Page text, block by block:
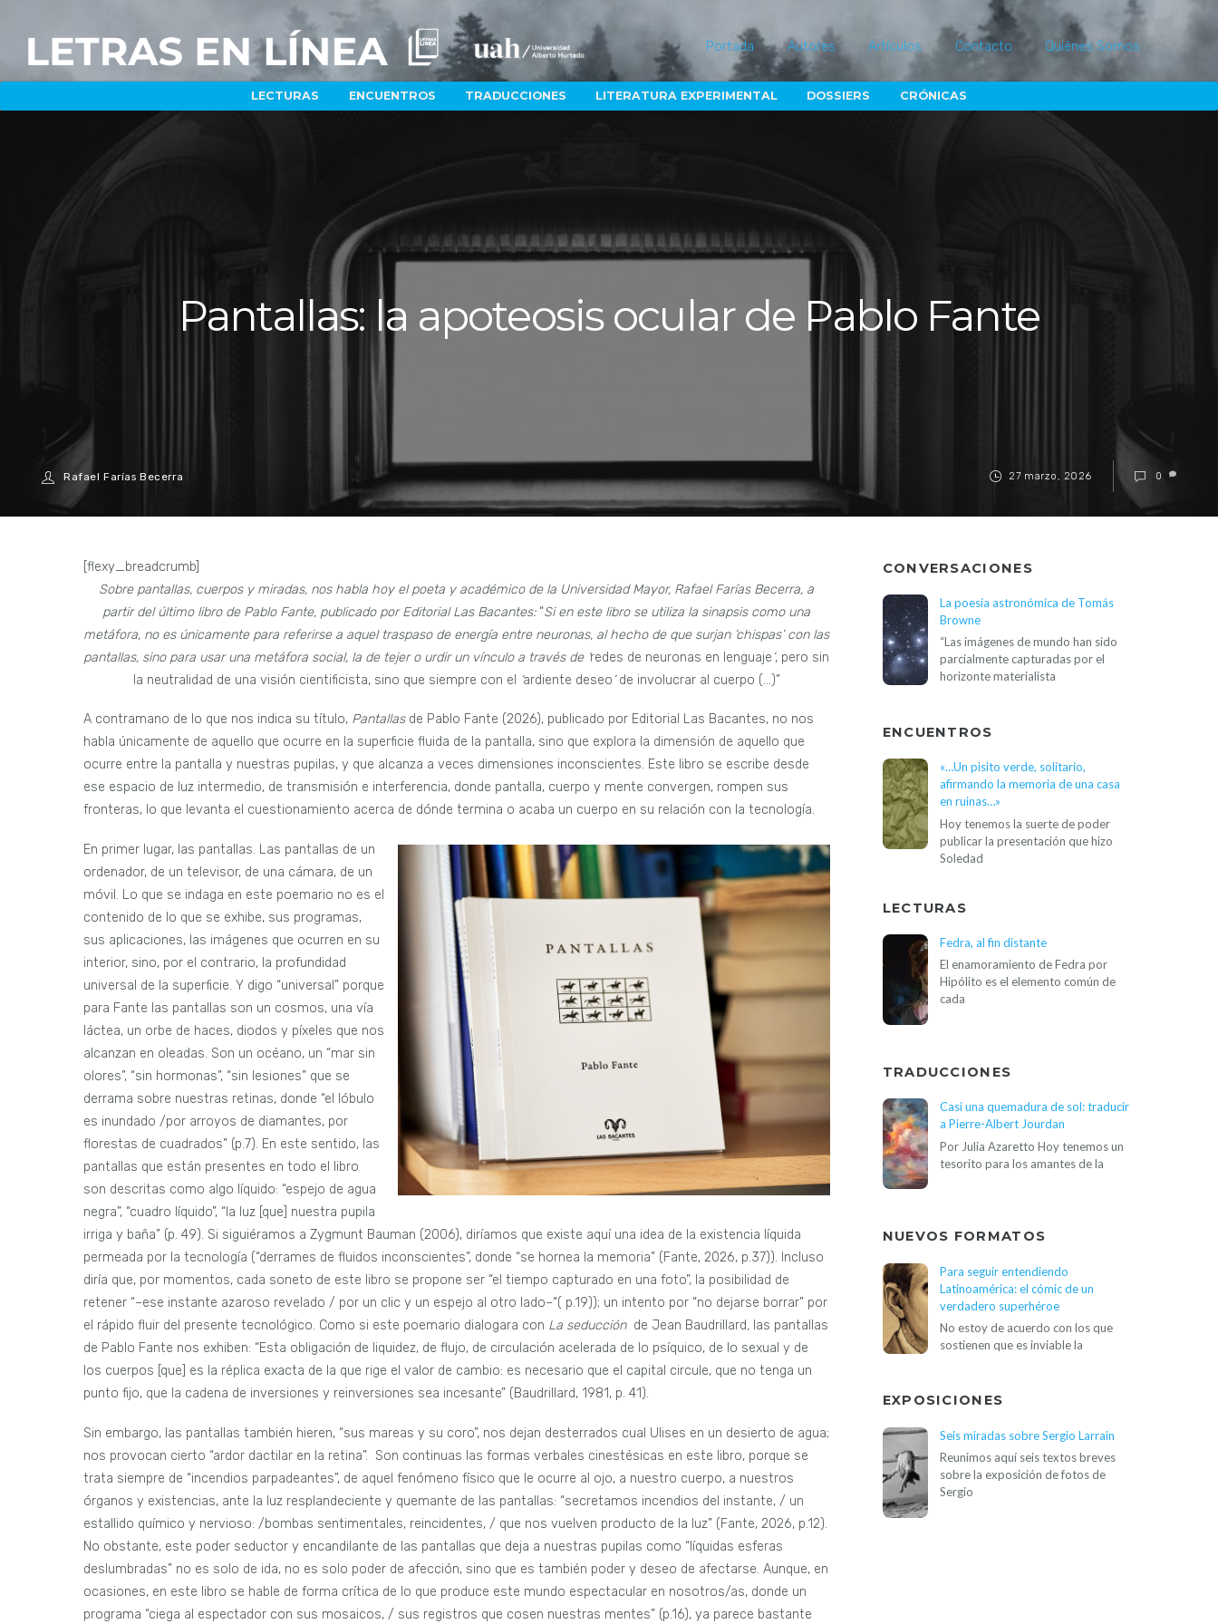
Portada Autores Artículos Contacto Quiénes Somos
LECTURAS ENCUENTROS TRADUCCIONES LITERATURA EXPERIMENTAL DOSSIERS CRÓNICAS
27 marzo, 2026
Pantallas: la apoteosis ocular de Pablo Fante
Rafael Farías Becerra 0
[flexy_breadcrumb]
Sobre pantallas, cuerpos y miradas, nos habla hoy el poeta y académico de la Universidad Mayor, Rafael Farías Becerra, a
partir del último libro de Pablo Fante, publicado por Editorial Las Bacantes:“Si en este libro se utiliza la sinapsis como una
metáfora, no es únicamente para referirse a aquel traspaso de energía entre neuronas, al hecho de que surjan ‘chispas’ con las
pantallas, sino para usar una metáfora social, la de tejer o urdir un vínculo a través de ‘redes de neuronas en lenguaje ’, pero sin
la neutralidad de una visión cientificista, sino que siempre con el
ardiente deseo de involucrar al cuerpo (…)”
A contramano de lo que nos indica su título, Pantallasde Pablo Fante (2026), publicado por Editorial Las Bacantes, no nos
habla únicamente de aquello que ocurre en la superficie fluida de la pantalla, sino que explora la dimensión de aquello que
ocurre entre la pantalla y nuestras pupilas, y que alcanza a veces dimensiones inconscientes. Este libro se escribe desde
ese espacio de luz intermedio, de transmisión e interferencia, donde pantalla, cuerpo y mente convergen, rompen sus
fronteras, lo que levanta el cuestionamiento acerca de dónde termina o acaba un cuerpo en su relación con la tecnología.
En primer lugar, las pantallas. Las pantallas de un
ordenador, de un televisor, de una cámara, de un
móvil. Lo que se indaga en este poemario no es el
contenido de lo que se exhibe, sus programas,
sus aplicaciones, las imágenes que ocurren en su
interior, sino, por el contrario, la profundidad
universal de la superficie. Y digo “universal” porque
para Fante las pantallas son un cosmos, una vía
láctea, un orbe de haces, diodos y píxeles que nos
alcanzan en oleadas. Son un océano, un “mar sin
olores”, “sin hormonas”, “sin lesiones” que se
derrama sobre nuestras retinas, donde “el lóbulo
es inundado /por arroyos de diamantes, por
florestas de cuadrados” (p.7). En este sentido, las
pantallas que están presentes en todo el libro
son descritas como algo líquido: “espejo de agua
negra”, “cuadro líquido”, “la luz [que] nuestra pupila
irriga y baña” (p. 49). Si siguiéramos a Zygmunt Bauman (2006), diríamos que existe aquí una idea de la existencia líquida
permeada por la tecnología (“derrames de fluidos inconscientes”, donde “se hornea la memoria” (Fante, 2026, p.37)). Incluso
diría que, por momentos, cada soneto de este libro se propone ser “el tiempo capturado en una foto”, la posibilidad de
retener “–ese instante azaroso revelado / por un clic y un espejo al otro lado–“( p.19)); un intento por “no dejarse borrar” por
el rápido fluir del presente tecnológico. Como si este poemario dialogara con La seducciónde Jean Baudrillard, las pantallas
de Pablo Fante nos exhiben: “Esta obligación de liquidez, de flujo, de circulación acelerada de lo psíquico, de lo sexual y de
los cuerpos [que] es la réplica exacta de la que rige el valor de cambio: es necesario que el capital circule, que no tenga un
punto fijo, que la cadena de inversiones y reinversiones sea incesante” (Baudrillard, 1981, p. 41).
Sin embargo, las pantallas también hieren, “sus mareas y su coro”, nos dejan desterrados cual Ulises en un desierto de agua;
nos provocan cierto “ardor dactilar en la retina”. Son continuas las formas verbales cinestésicas en este libro, porque se
trata siempre de “incendios parpadeantes”, de aquel fenómeno físico que le ocurre al ojo, a nuestro cuerpo, a nuestros
órganos y existencias, ante la luz resplandeciente y quemante de las pantallas: “secretamos incendios del instante, / un
estallido químico y nervioso: /bombas sentimentales, reincidentes, / que nos vuelven producto de la luz” (Fante, 2026, p.12).
No obstante, este poder seductor y encandilante de las pantallas que deja a nuestras pupilas como “líquidas esferas
deslumbradas” no es solo de ida, no es solo poder de afección, sino que es también poder y deseo de afectarse. Aunque, en
ocasiones, en este libro se hable de forma crítica de lo que produce este mundo espectacular en nosotros/as, donde un
programa “ciega al espectador con sus mosaicos, / sus registros que cosen nuestras mentes” (p.16), ya parece bastante
CONVERSACIONES
La poesía astronómica de Tomás
Browne
“Las imágenes de mundo han sido
parcialmente capturadas por el
horizonte materialista
ENCUENTROS
«…Un pisito verde, solitario,
afirmando la memoria de una casa
en ruinas…»
Hoy tenemos la suerte de poder
publicar la presentación que hizo
Soledad
LECTURAS
Fedra, al fin distante
El enamoramiento de Fedra por
Hipólito es el elemento común de
cada
TRADUCCIONES
Casi una quemadura de sol: traducir
a Pierre-Albert Jourdan
Por Julia Azaretto Hoy tenemos un
tesorito para los amantes de la
NUEVOS FORMATOS
Para seguir entendiendo
Latinoamérica: el cómic de un
verdadero superhéroe
No estoy de acuerdo con los que
sostienen que es inviable la
EXPOSICIONES
Seis miradas sobre Sergio Larrain
Reunimos aquí seis textos breves
sobre la exposición de fotos de
Sergio